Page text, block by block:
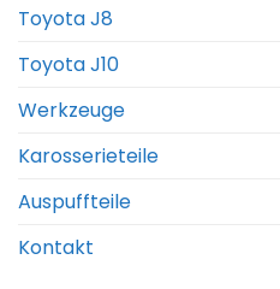
Toyota J8
Toyota J10
Werkzeuge
Karosserieteile
Auspuffteile
Kontakt